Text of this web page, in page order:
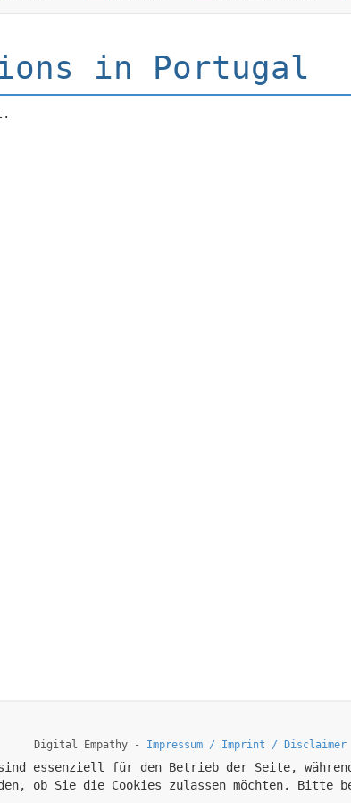
in Portugal
Digital Empathy - Impressum / Imprint / Disclaimer
essenziell für den Betrieb der Seite,
ob Sie die Cookies zulassen möchten. Bitte